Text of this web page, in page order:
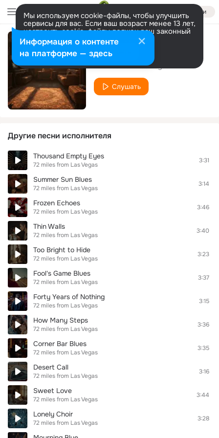
Войти
Мы используем cookie-файлы, чтобы улучшить
сервисы для вас. Если ваш возраст менее 13 лет,
настроить cookie-файлы должен ваш законный
представитель. Больше информации
Разрешить все Настроить
Towards the light
72 miles from Las Vegas
Слушать
Другие песни исполнителя
Thousand Empty Eyes
72 miles from Las Vegas
3:31
Summer Sun Blues
72 miles from Las Vegas
3:14
Frozen Echoes
72 miles from Las Vegas
3:46
Thin Walls
72 miles from Las Vegas
3:40
Too Bright to Hide
72 miles from Las Vegas
3:23
Fool's Game Blues
72 miles from Las Vegas
3:37
Forty Years of Nothing
72 miles from Las Vegas
3:15
How Many Steps
72 miles from Las Vegas
3:36
Corner Bar Blues
72 miles from Las Vegas
3:35
Desert Call
72 miles from Las Vegas
3:16
Sweet Love
72 miles from Las Vegas
3:44
Lonely Choir
72 miles from Las Vegas
3:28
Информация о контенте
на платформе — здесь